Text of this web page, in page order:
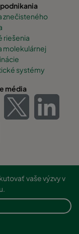
znečisteného
riešenia
molekulárnej
systémy
média
vaše výzvy v